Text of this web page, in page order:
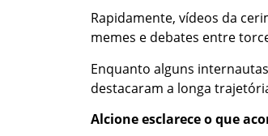
Rapidamente, vídeos da
memes e debates entre
Enquanto alguns
destacaram a longa
Alcione esclarece o que